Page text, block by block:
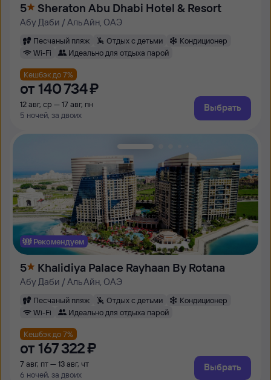
5 Sheraton Abu Dhabi Hotel & Resort
Абу Даби / Аль Айн, ОАЭ
Песчаный пляж Отдых с детьми
Кондиционер
Wi-Fi
Идеально для отдыха парой
Кешбэк до 7%
от 140 ⁠734 ⁠₽
12 авг, ср — 17 авг, пн
5 ночей, за двоих
Выбрать
Рекомендуем
5 Khalidiya Palace Rayhaan By Rotana
Абу Даби / Аль Айн, ОАЭ
Песчаный пляж Отдых с детьми
Кондиционер
Wi-Fi
Идеально для отдыха парой
Кешбэк до 7%
от 167 ⁠322 ⁠₽
7 авг, пт — 13 авг, чт
6 ночей, за двоих
Выбрать